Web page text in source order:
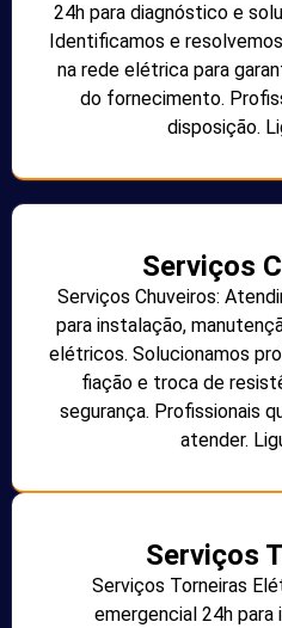
24h para diagnóstico e
Identificamos e
na rede elétrica para
do fornecimento.
disposição.
Serviços
Serviços Chuveiros:
para instalação,
elétricos. Solucionamos
fiação e troca de
segurança. Profissionais
atender.
Serviços
Serviços Torneiras
emergencial 24h para